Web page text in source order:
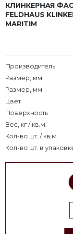
КЛИНКЕРНАЯ
FELDHAUS
MARITIM
Производитель
Размер, мм
Размер, мм
Цвет
Поверхность
Вес, кг / кв.м.
Кол-во шт. / кв.м.
Кол-во шт. в